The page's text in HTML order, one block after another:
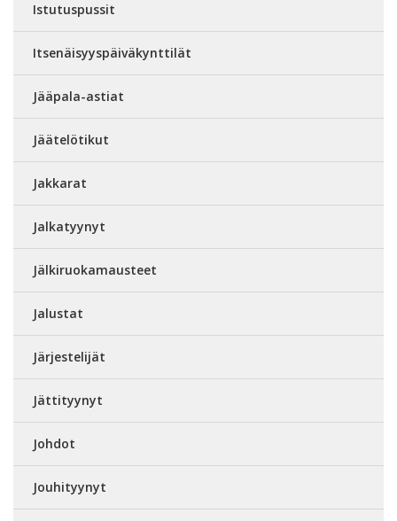
Istutuspussit
Itsenäisyyspäiväkynttilät
Jääpala-astiat
Jäätelötikut
Jakkarat
Jalkatyynyt
Jälkiruokamausteet
Jalustat
Järjestelijät
Jättityynyt
Johdot
Jouhityynyt